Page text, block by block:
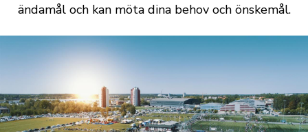
ändamål och kan möta dina behov och önskemål.